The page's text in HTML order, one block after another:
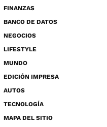
FINANZAS
BANCO DE DATOS
NEGOCIOS
LIFESTYLE
MUNDO
EDICIÓN IMPRESA
AUTOS
TECNOLOGÍA
MAPA DEL SITIO